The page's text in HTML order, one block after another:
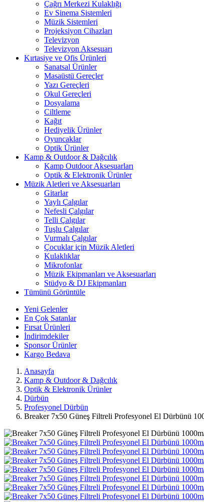
Çağrı Merkezi Kulaklığı
Ev Sinema Sistemleri
Müzik Sistemleri
Projeksiyon Cihazları
Televizyon
Televizyon Aksesuarı
Kırtasiye ve Ofis Ürünleri
Sanatsal Ürünler
Masaüstü Gereçler
Yazı Gereçleri
Okul Gereçleri
Dosyalama
Ciltleme
Kağıt
Hediyelik Ürünler
Oyuncaklar
Optik Ürünler
Kamp & Outdoor & Dağcılık
Kamp Outdoor Aksesuarları
Optik & Elektronik Ürünler
Müzik Aletleri ve Aksesuarları
Gitarlar
Yaylı Çalgılar
Nefesli Çalgılar
Telli Çalgılar
Tuşlu Çalgılar
Vurmalı Çalgılar
Çocuklar için Müzik Aletleri
Kulaklıklar
Mikrofonlar
Müzik Ekipmanları ve Aksesuarları
Stüdyo & DJ Ekipmanları
Tümünü Görüntüle
Yeni Gelenler
En Çok Satanlar
Fırsat Ürünleri
İndirimdekiler
Sponsor Ürünler
Kargo Bedava
Anasayfa
Kamp & Outdoor & Dağcılık
Optik & Elektronik Ürünler
Dürbün
Profesyonel Dürbün
Breaker 7x50 Güneş Filtreli Profesyonel El Dürbünü